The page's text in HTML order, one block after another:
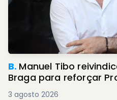
B. Manuel Tibo
Braga para reforçar
3 agosto 2026